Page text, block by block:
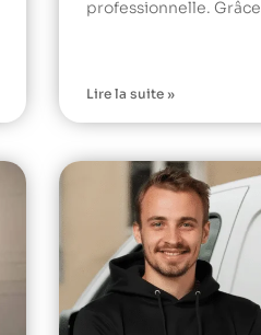
professionnelle. Grâce
Lire la suite »